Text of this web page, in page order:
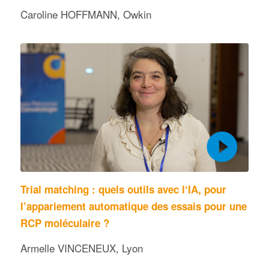
Caroline HOFFMANN, Owkin
Trial matching : quels outils avec l‘IA, pour
l’appariement automatique des essais pour une
RCP moléculaire ?
Armelle VINCENEUX, Lyon